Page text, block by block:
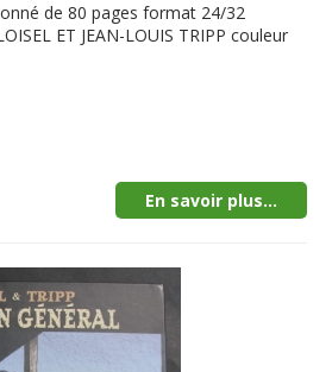
de 80 pages format 24/32
ET JEAN-LOUIS TRIPP couleur
En savoir plus...